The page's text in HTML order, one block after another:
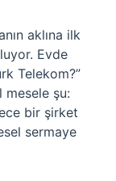
aklına ilk
Evde
Telekom?”
mesele şu:
bir şirket
sermaye